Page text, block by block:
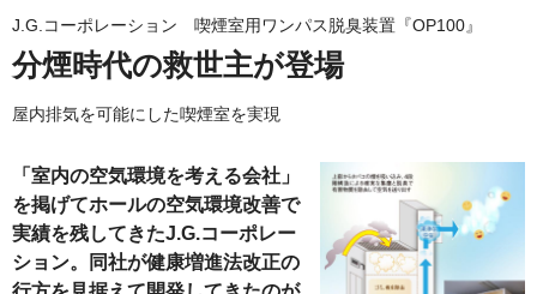
J.G.コーポレーション 喫煙室用ワンパス脱臭装置『OP100』
分煙時代の救世主が登場
屋内排気を可能にした喫煙室を実現
「室内の空気環境を考える会社」
を掲げてホールの空気環境改善で
実績を残してきたJ.G.コーポレー
ション。同社が健康増進法改正の